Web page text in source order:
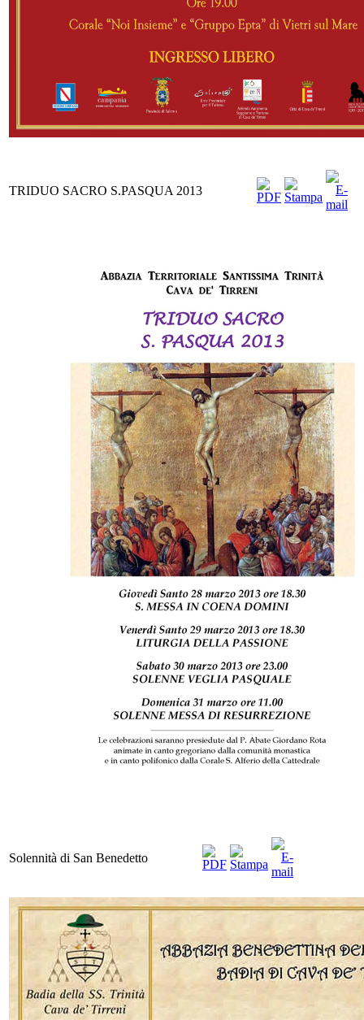
TRIDUO SACRO S.PASQUA 2013
Solennità di San Benedetto